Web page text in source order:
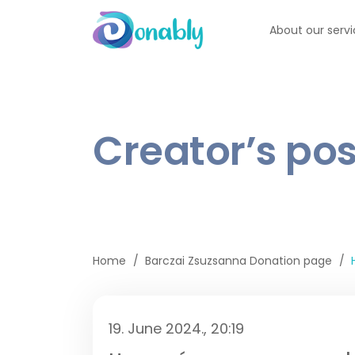
About our
Creator’s
Home Barczai Zsuzsanna Donation page
19. June 2024., 20:19